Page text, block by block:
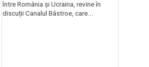
între România și Ucraina, revine în
discuții Canalul Bâstroe, care...